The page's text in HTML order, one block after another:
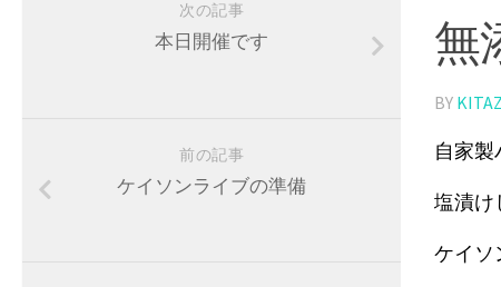
無
BY
自家製
塩漬け
ケイソ
次の記事
本日開催です
前の記事
ケイソンライブの準備